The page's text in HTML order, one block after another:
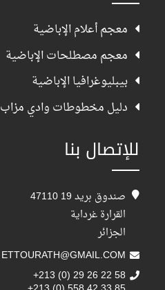
معجم أعلام الإباضية
معجم مصطلحات الإباضية
بيبليوغرافيا الإباضية
دليل مخطوطات وادي مزاب
للإتصال بنا
صندوق بريد 19 47110
القرارة غرداية
الجزائر
ETTOURATH@GMAIL.COM
+213 (0) 29 26 22 58